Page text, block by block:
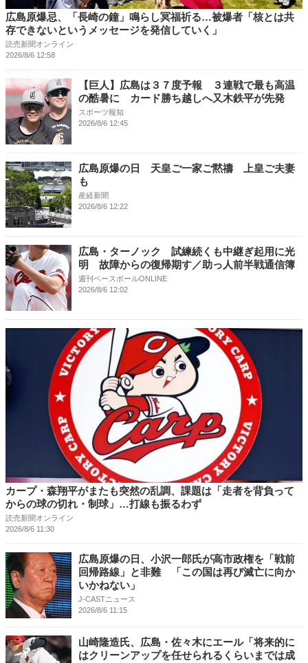
広島原爆忌、「長崎の鐘」鳴らし冥福祈る…被爆者「核とは共
存できないというメッセージを発信していく」
読売新聞オンライン
2026/8/6 12:58
【巨人】広島は３７度予報 ３連戦で最も高温
の酷暑に カード勝ち越しへ又木鉄平が先発
スポーツ報知
2026/8/6 12:45
広島原爆の日 天皇ご一家ご黙禱 上皇ご夫妻
も
産経新聞
2026/8/6 12:22
広島・ターノック 試練続くも中継ぎ起用に光
明 故障からの復帰期す／助っ人前半戦通信簿
週刊ベースボールONLINE
2026/8/6 12:02
カープ・森翔平がまたも突然の乱調、課題は「走者を背負って
からの球の切れ・制球」…打線も振るわず
読売新聞オンライン
2026/8/6 11:30
広島原爆の日、小沢一郎氏が高市政権を「戦前
回帰路線」と非難 「この国は再び滅亡に向か
いかねない」
J-CASTニュース
2026/8/6 11:15
山崎隆造氏、広島・佐々木にエール「将来的に
はクリーンアップを任せられるくらいまでは成